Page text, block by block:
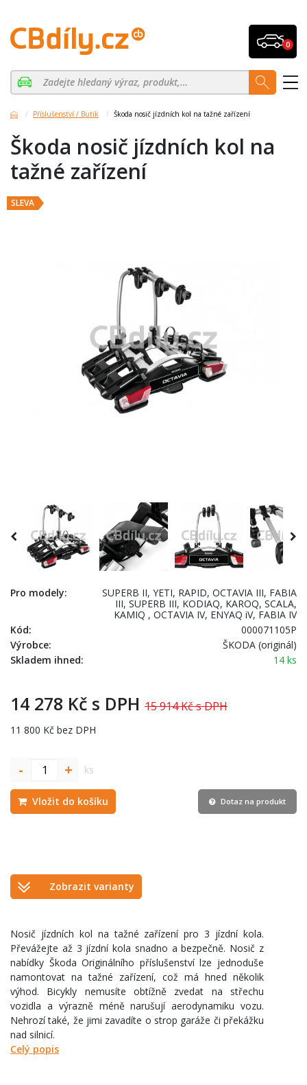
0
Příslušenství / Butik Škoda nosič jízdních kol na tažné zařízení
Škoda nosič jízdních kol na
tažné zařízení
SLEVA
Pro modely:
SUPERB II, YETI, RAPID, OCTAVIA III, FABIA
III, SUPERB III, KODIAQ, KAROQ, SCALA,
KAMIQ , OCTAVIA IV, ENYAQ iV, FABIA IV
Kód:
000071105P
Výrobce:
ŠKODA (originál)
Skladem ihned:
14 ks
14 278 Kč s DPH 15 914 Kč s DPH
11 800 Kč bez DPH
- + ks
Vložit do košíku Dotaz na produkt
Zobrazit varianty
Nosič jízdních kol na tažné zařízení pro 3 jízdní kola.
Převážejte až 3 jízdní kola snadno a bezpečně. Nosič z
nabídky Škoda Originálního příslušenství lze jednoduše
namontovat na tažné zařízení, což má hned několik
výhod. Bicykly nemusíte obtížně zvedat na střechu
vozidla a výrazně méně narušují aerodynamiku vozu.
Nehrozí také, že jimi zavadíte o strop garáže či překážku
nad silnicí.
Celý popis